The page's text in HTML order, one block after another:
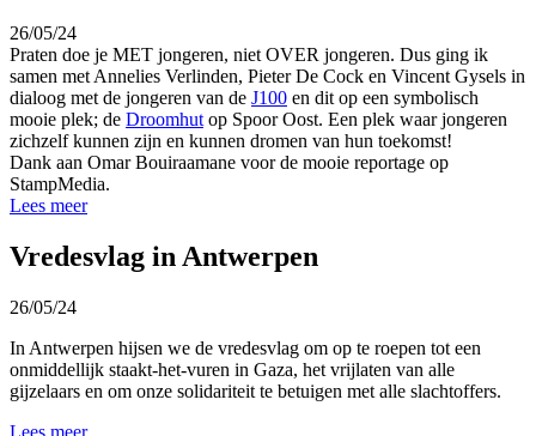
26/05/24
Praten doe je MET jongeren, niet OVER jongeren. Dus ging ik
samen met Annelies Verlinden, Pieter De Cock en Vincent Gysels in
dialoog met de jongeren van de J100 en dit op een symbolisch
mooie plek; de Droomhut op Spoor Oost. Een plek waar jongeren
zichzelf kunnen zijn en kunnen dromen van hun toekomst!
Dank aan Omar Bouiraamane voor de mooie reportage op
StampMedia.
Lees meer
Vredesvlag in Antwerpen
26/05/24
In Antwerpen hijsen we de vredesvlag om op te roepen tot een
onmiddellijk staakt-het-vuren in Gaza, het vrijlaten van alle
gijzelaars en om onze solidariteit te betuigen met alle slachtoffers.